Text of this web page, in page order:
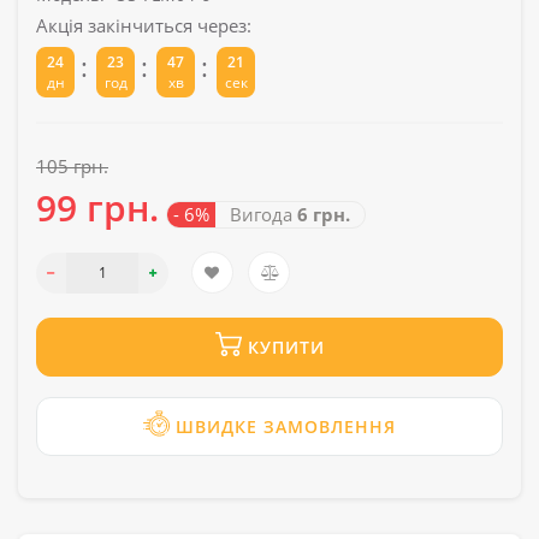
Акція закінчиться через:
24
дн
:
23
год
:
47
хв
:
21
сек
105 грн.
99 грн. - 6% Вигода 6 грн.
КУПИТИ
ШВИДКЕ ЗАМОВЛЕННЯ